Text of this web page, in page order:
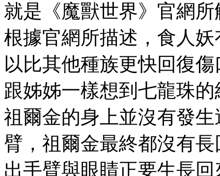
就是《魔獸世界》官網
根據官網所描述，食人
以比其他種族更快回復
跟姊姊一樣想到七龍珠
祖爾金的身上並沒有發
臂，祖爾金最終都沒有
出手臂與眼睛正要生長